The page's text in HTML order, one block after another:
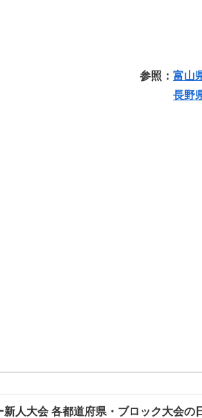
参照： 富山
長野
人大会 各都道府県・ブロック大会の